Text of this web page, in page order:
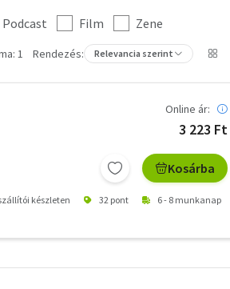
Podcast Film
Zene
1 Rendezés: Relevancia szerint
Online ár:
3 223 Ft
Kosárba
készleten 32 pont 6 - 8 munkanap